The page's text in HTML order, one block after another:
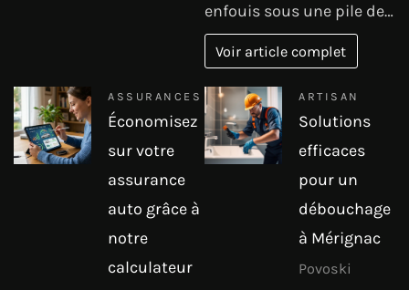
enfouis sous une pile de…
Voir article complet
ASSURANCES
Économisez
sur votre
assurance
auto grâce à
notre
calculateur
ARTISAN
Solutions
efficaces
pour un
débouchage
à Mérignac
Povoski